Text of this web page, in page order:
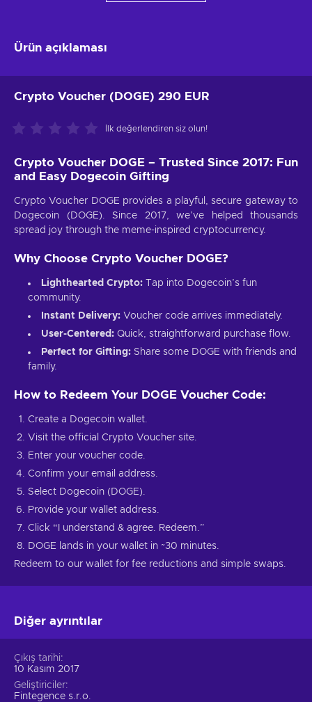
Ürün açıklaması
Crypto Voucher (DOGE) 290 EUR
İlk değerlendiren siz olun!
Crypto Voucher DOGE – Trusted Since 2017: Fun
and Easy Dogecoin Gifting
Crypto Voucher DOGE provides a playful, secure gateway to
Dogecoin (DOGE). Since 2017, we’ve helped thousands
spread joy through the meme-inspired cryptocurrency.
Why Choose Crypto Voucher DOGE?
Lighthearted Crypto: Tap into Dogecoin’s fun
community.
Instant Delivery: Voucher code arrives immediately.
User-Centered: Quick, straightforward purchase flow.
Perfect for Gifting: Share some DOGE with friends and
family.
How to Redeem Your DOGE Voucher Code:
Create a Dogecoin wallet.
Visit the official Crypto Voucher site.
Enter your voucher code.
Confirm your email address.
Select Dogecoin (DOGE).
Provide your wallet address.
Click “I understand & agree. Redeem.”
DOGE lands in your wallet in ~30 minutes.
Redeem to our wallet for fee reductions and simple swaps.
Diğer ayrıntılar
Çıkış tarihi
10 Kasım 2017
Geliştiriciler
Fintegence s.r.o.